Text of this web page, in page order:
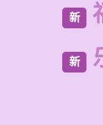
新
新